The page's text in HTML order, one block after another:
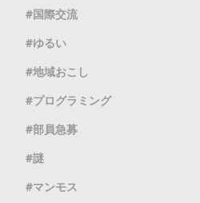
国際交流
ゆるい
地域おこし
プログラミング
部員急募
謎
マンモス